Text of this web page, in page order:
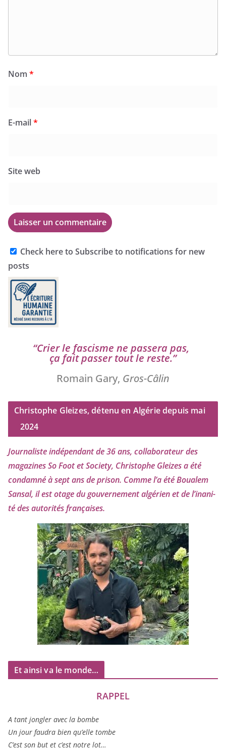
Nom *
E-mail*
Site web
Check here to Subscribe to notifications for new
posts
“Crier le fas­cisme ne pas­se­ra pas,
ça fait pas­ser tout le reste.”
Romain Gary, Gros-Câlin
Christophe Gleizes, détenu en Algérie depuis mai
2024
Journaliste indé­pen­dant de36ans, col­la­bo­ra­teur des
maga­zines So Foot et Society, Christophe Gleizesa été
condam­né à sept ans de pri­son. Comme l’a été Boualem
Sansal, il est otage du gou­ver­ne­ment algé­rien et de l’i­na­ni­
té des auto­ri­tés françaises.
Et ainsi va le monde…
RAPPEL
A tant jon­gler avec la bombe
Un jour fau­dra bien qu’elle tombe
C’est son but et c’est notre lot…